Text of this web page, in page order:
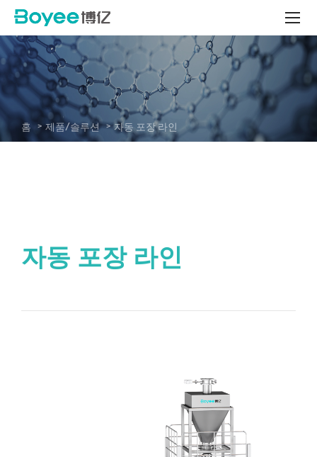
포
장
라
인
-
System
홈 제품/솔루션 자동 포장 라인
자동 포장 라인